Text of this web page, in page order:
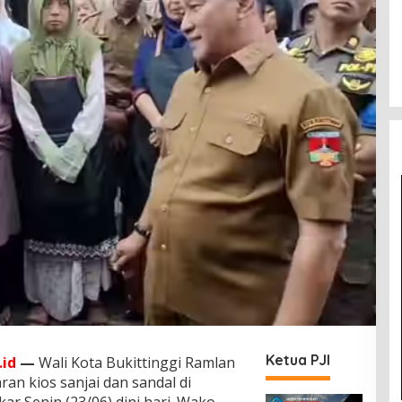
— Wali Kota Bukittinggi Ramlan
kios sanjai dan sandal di
Ketua PJI